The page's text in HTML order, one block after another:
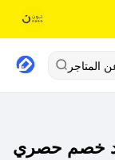
المتاجر
خصم حصري